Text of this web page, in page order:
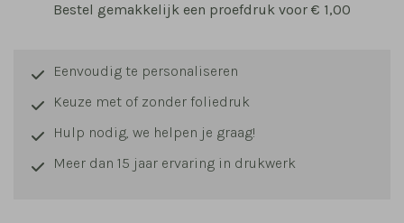
Bestel gemakkelijk een proefdruk voor € 1,00
Eenvoudig te personaliseren
Keuze met of zonder foliedruk
Hulp nodig, we helpen je graag!
Meer dan 15 jaar ervaring in drukwerk